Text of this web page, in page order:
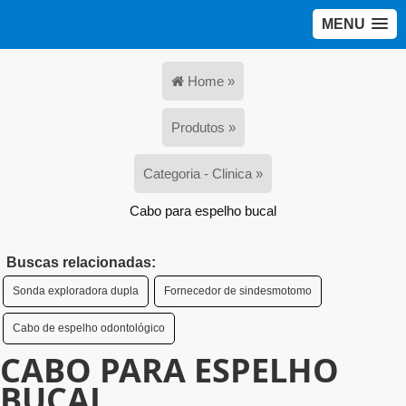
MENU
Home »
Produtos »
Categoria - Clinica »
Cabo para espelho bucal
Buscas relacionadas:
Sonda exploradora dupla Fornecedor de sindesmotomo
Cabo de espelho odontológico
CABO PARA ESPELHO